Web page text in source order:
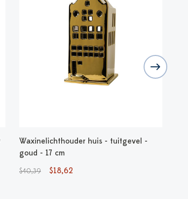
Waxinelichthouder huis - tuitgevel -
goud - 17 cm
$40,39 $18,62